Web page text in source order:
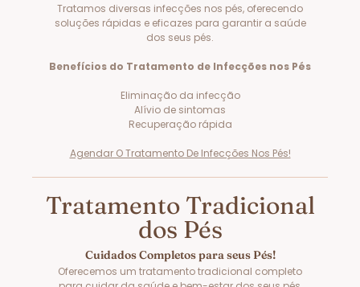
Tratamos diversas infecções nos pés, oferecendo
soluções rápidas e eficazes para garantir a saúde
dos seus pés.
Benefícios do Tratamento de Infecções nos Pés
Eliminação da infecção
Alívio de sintomas
Recuperação rápida
Agendar O Tratamento De Infecções Nos Pés!
Tratamento Tradicional
dos Pés
Cuidados Completos para seus Pés!
Oferecemos um tratamento tradicional completo